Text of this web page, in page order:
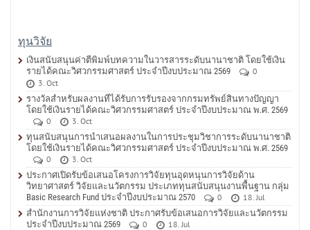
ทุนวิจัย
เงินสนับสนุนค่าตีพิมพ์บทความในวารสารระดับนานาชาติ โดยใช้เงิน
รายได้คณะวิศวกรรมศาสตร์ ประจำปีงบประมาณ 2569
0
3. Oct
รางวัลสำหรับผลงานที่ได้รับการรับรองจากกรมทรัพย์สินทางปัญญา
โดยใช้เงินรายได้คณะวิศวกรรมศาสตร์ ประจำปีงบประมาณ พ.ศ. 2569
0
3. Oct
ทุนสนับสนุนการนำเสนอผลงานในการประชุมวิชาการระดับนานาชาติ
โดยใช้เงินรายได้คณะวิศวกรรมศาสตร์ ประจำปีงบประมาณ พ.ศ. 2569
0
3. Oct
ประกาศเปิดรับข้อเสนอโครงการวิจัยทุนอุดหนุนการวิจัยด้าน
วิทยาศาสตร์ วิจัยและนวัตกรรม ประเภททุนสนับสนุนงานพื้นฐาน กลุ่ม
Basic Research Fund ประจำปีงบประมาณ 2570
0
18. Jul
สำนักงานการวิจัยแห่งชาติ ประกาศรับข้อเสนอการวิจัยและนวัตกรรม
ประจำปีงบประมาณ 2569
0 18. Jul